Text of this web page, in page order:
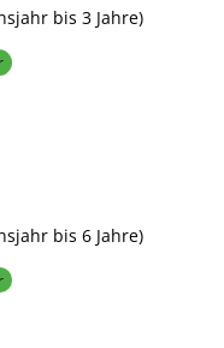
bis 3 Jahre)
bis 6 Jahre)